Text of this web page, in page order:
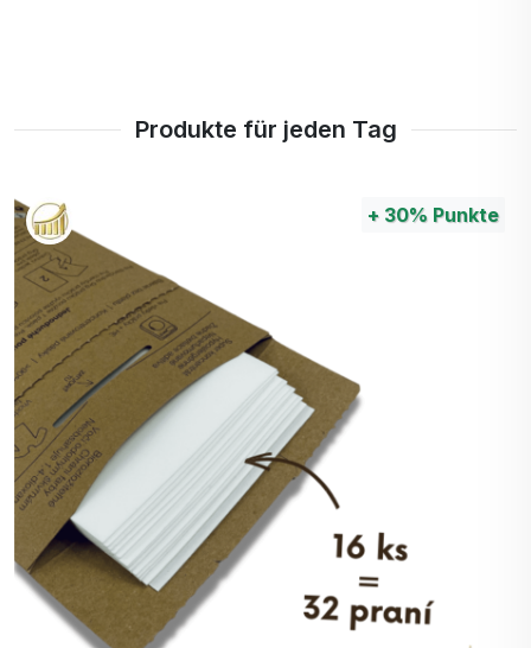
Produkte für jeden Tag
+ 30% Punkte